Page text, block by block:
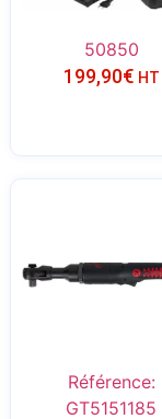
50850
199,90€ HT
Référence:
GT5151185